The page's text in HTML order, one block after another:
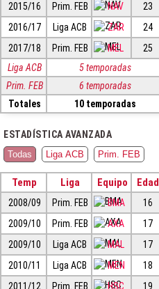
2015/16
Prim. FEB NAV 23
2016/17
Liga ACB ZAR 24
2017/18
Prim. FEB MEL 25
Liga ACB
5 temporadas
Prim. FEB
6 temporadas
Totales
10 temporadas
ESTADÍSTICA AVANZADA
Todas Liga ACB Prim. FEB
Temp Liga Equipo Edad
2008/09 Prim. FEB BMA 16
2009/10
Prim. FEB AXA 17
2009/10
Liga ACB MAL 17
2010/11
Liga ACB MEN 18
2011/12
Prim. FEB HSC 19